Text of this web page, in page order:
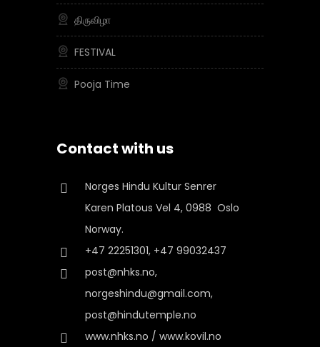
திருவிழா
FESTIVAL
Pooja Time
Contact with us
Norges Hindu Kultur Senrer
Karen Platous Vel 4, 0988 Oslo
Norway.
+47 22251301, +47 99032437
post@nhks.no,
norgeshindu@gmail.com,
post@hindutemple.no
www.nhks.no / www.kovil.no